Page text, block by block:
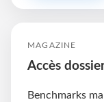
MAGAZINE
Accès
Benchmarks